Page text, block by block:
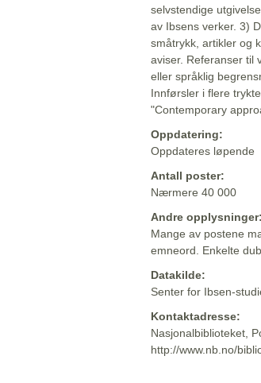
selvstendige
av Ibsens verker. 3)
småtrykk, artikler og
aviser. Referanser til
eller språklig
Innførsler i flere
"Contemporary
Oppdatering:
Oppdateres løpende
Antall poster:
Nærmere 40 000
Andre opplysninger:
Mange av postene
emneord. Enkelte
Datakilde:
Senter for Ibsen-
Kontaktadresse:
Nasjonalbiblioteket,
http://www.nb.no/